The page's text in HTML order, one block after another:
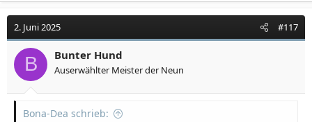
2. Juni 2025 #117
B Bunter Hund
Auserwählter Meister der Neun
Bona-Dea schrieb: